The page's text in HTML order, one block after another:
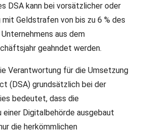
DSA kann bei vorsätzlicher oder
Geldstrafen von bis zu 6 % des
aus dem
geahndet werden.
Verantwortung für die Umsetzung
(DSA) grundsätzlich bei der
bedeutet, dass die
einer Digitalbehörde ausgebaut
die herkömmlichen